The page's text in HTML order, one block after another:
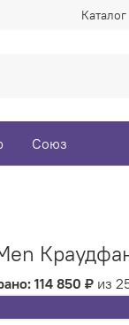
Каталог
Союз
114 850 ₽ из